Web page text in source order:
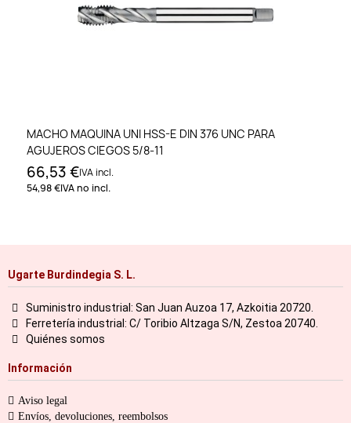
MACHO MAQUINA UNI HSS-E DIN 376 UNC PARA
AGUJEROS CIEGOS 5/8-11
66,53 €IVA incl.
54,98 €IVA no incl.
Ugarte Burdindegia S. L.
Suministro industrial: San Juan Auzoa 17, Azkoitia 20720.
Ferretería industrial: C/ Toribio Altzaga S/N, Zestoa 20740.
Quiénes somos
Información
Aviso legal
Envíos, devoluciones, reembolsos